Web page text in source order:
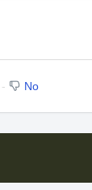
No